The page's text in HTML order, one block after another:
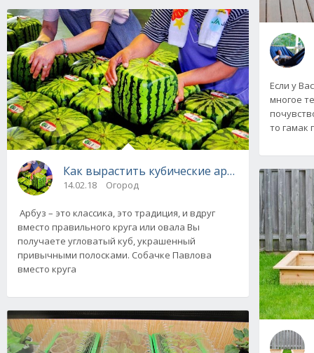
Как вырастить кубические арбузы
14.02.18 Огород
Арбуз – это классика, это традиция, и вдруг
вместо правильного круга или овала Вы
получаете угловатый куб, украшенный
привычными полосками. Собачке Павлова
вместо круга
Если у
многое
то гамак